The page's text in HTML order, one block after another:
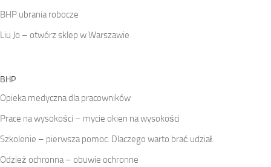
BHP ubrania robocze
Liu Jo – otwórz sklep w Warszawie
BHP
Opieka medyczna dla pracowników
Prace na wysokości – mycie okien na wysokości
Szkolenie – pierwsza pomoc. Dlaczego warto brać udział.
Odzież ochronna – obuwie ochronne